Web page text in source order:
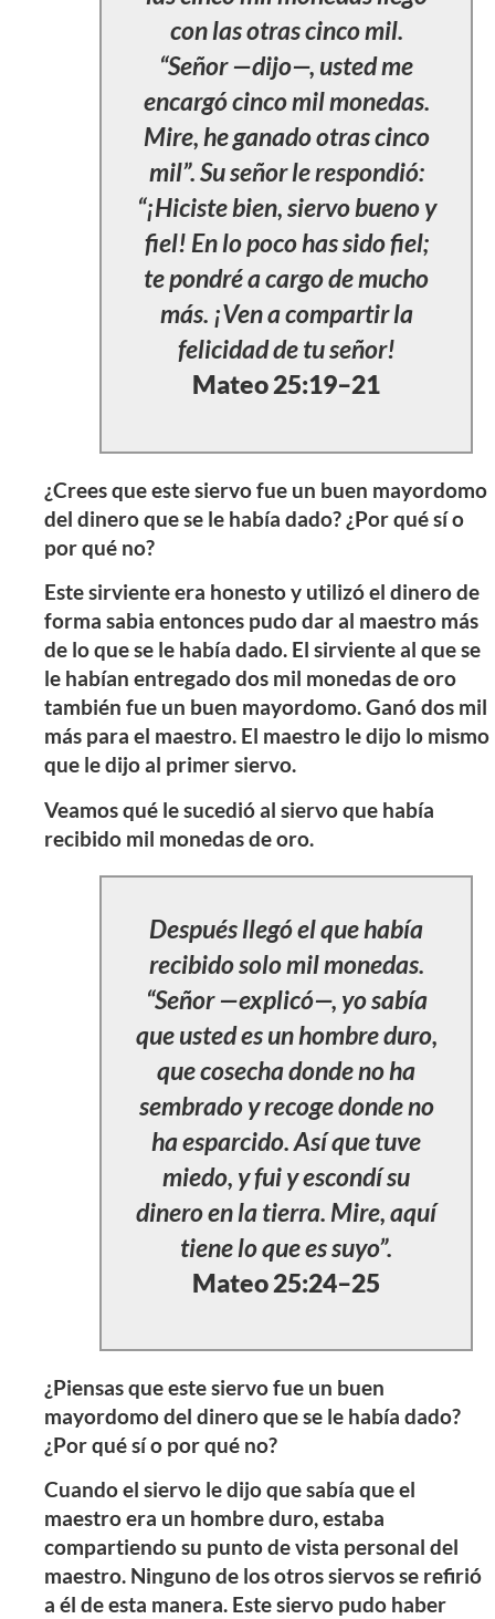
con las otras cinco mil.
“Señor —dijo—, usted me
encargó cinco mil monedas.
Mire, he ganado otras cinco
mil”. Su señor le respondió:
“¡Hiciste bien, siervo bueno y
fiel! En lo poco has sido fiel;
te pondré a cargo de mucho
más. ¡Ven a compartir la
felicidad de tu señor!
Mateo 25:19–21
¿Crees que este siervo fue un buen mayordomo
del dinero que se le había dado? ¿Por qué sí o
por qué no?
Este sirviente era honesto y utilizó el dinero de
forma sabia entonces pudo dar al maestro más
de lo que se le había dado. El sirviente al que se
le habían entregado dos mil monedas de oro
también fue un buen mayordomo. Ganó dos mil
más para el maestro. El maestro le dijo lo mismo
que le dijo al primer siervo.
Veamos qué le sucedió al siervo que había
recibido mil monedas de oro.
Después llegó el que había
recibido solo mil monedas.
“Señor —explicó—, yo sabía
que usted es un hombre duro,
que cosecha donde no ha
sembrado y recoge donde no
ha esparcido. Así que tuve
miedo, y fui y escondí su
dinero en la tierra. Mire, aquí
tiene lo que es suyo”.
Mateo 25:24–25
¿Piensas que este siervo fue un buen
mayordomo del dinero que se le había dado?
¿Por qué sí o por qué no?
Cuando el siervo le dijo que sabía que el
maestro era un hombre duro, estaba
compartiendo su punto de vista personal del
maestro. Ninguno de los otros siervos se refirió
a él de esta manera. Este siervo pudo haber